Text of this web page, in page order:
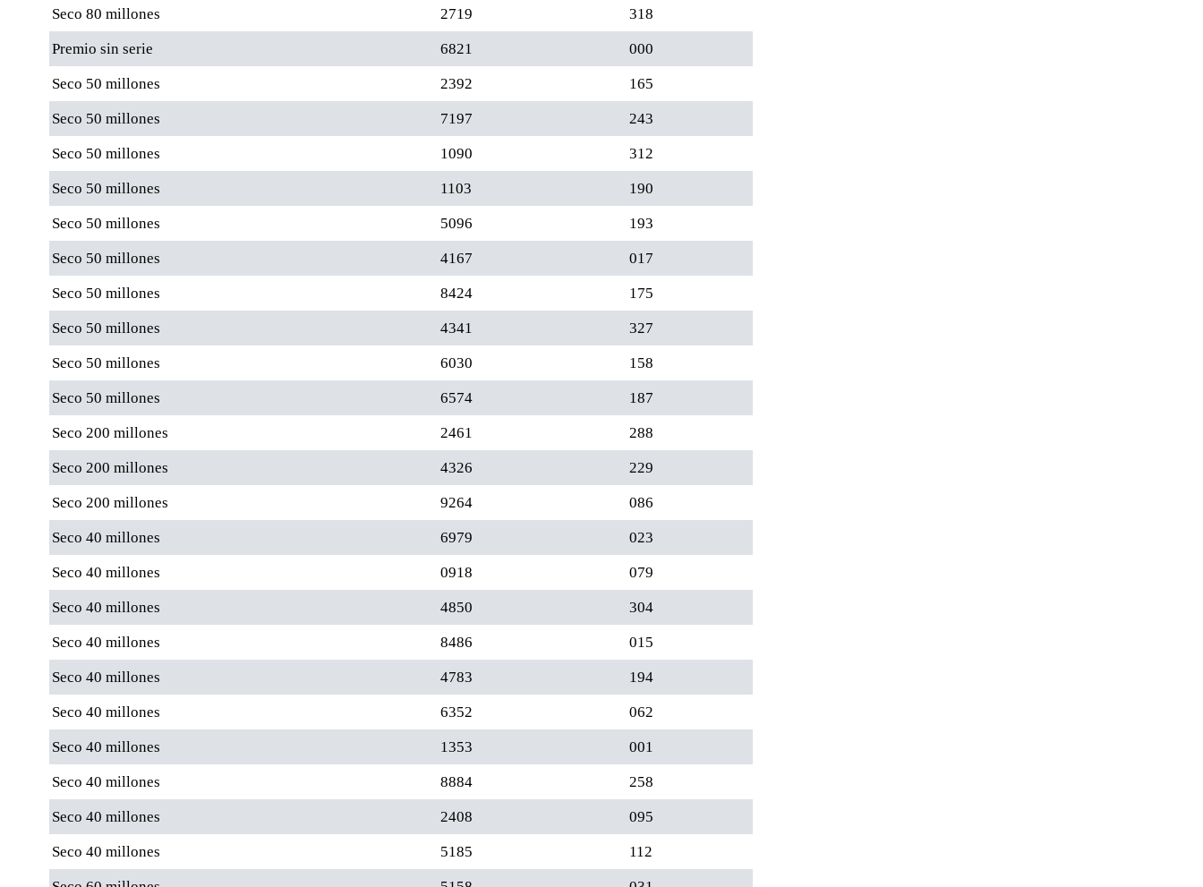
Seco 80 millones 2719 318
Premio sin serie 6821 000
Seco 50 millones 2392 165
Seco 50 millones 7197 243
Seco 50 millones 1090 312
Seco 50 millones 1103 190
Seco 50 millones 5096 193
Seco 50 millones 4167 017
Seco 50 millones 8424 175
Seco 50 millones 4341 327
Seco 50 millones 6030 158
Seco 50 millones 6574 187
Seco 200 millones 2461 288
Seco 200 millones 4326 229
Seco 200 millones 9264 086
Seco 40 millones 6979 023
Seco 40 millones 0918 079
Seco 40 millones 4850 304
Seco 40 millones 8486 015
Seco 40 millones 4783 194
Seco 40 millones 6352 062
Seco 40 millones 1353 001
Seco 40 millones 8884 258
Seco 40 millones 2408 095
Seco 40 millones 5185 112